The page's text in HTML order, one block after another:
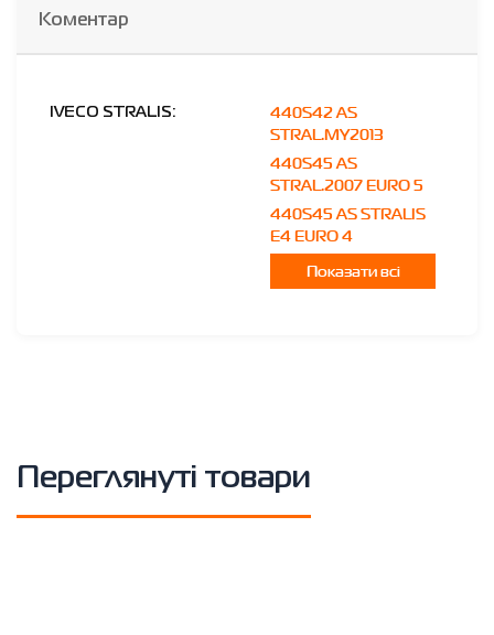
Коментар
IVECO STRALIS:
440S42 AS
STRAL.MY2013
440S45 AS
STRAL.2007 EURO 5
440S45 AS STRALIS
E4 EURO 4
Показати всі
Переглянуті товари